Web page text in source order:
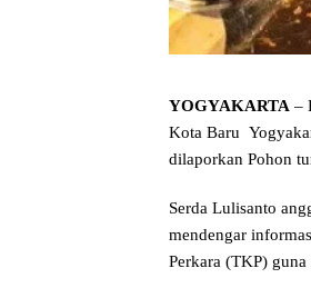
YOGYAKARTA –
Kota Baru
dilaporkan Pohon
Serda Lulisanto
mendengar
Perkara (TKP)